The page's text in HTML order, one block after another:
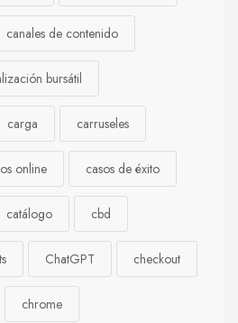
canales de contenido
bursátil
carga carruseles
online casos de éxito
catálogo cbd
ChatGPT checkout
chrome